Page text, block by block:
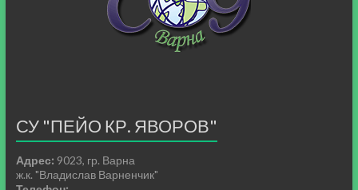
СУ "ПЕЙО КР. ЯВОРОВ"
Адрес: 9023, гр. Варна
ж.к. "Владислав Варненчик"